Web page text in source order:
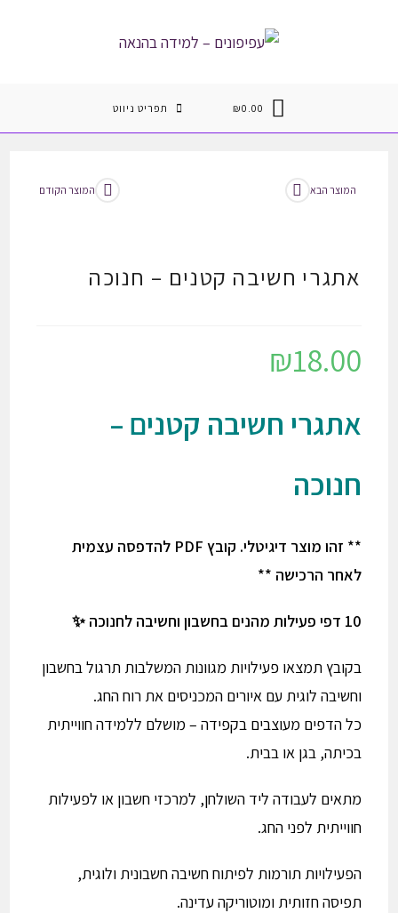
₪0.00 תפריט ניווט
המוצר הקודם המוצר הבא
אתגרי חשיבה קטנים – חנוכה
₪18.00
אתגרי חשיבה קטנים –
חנוכה
** זהו מוצר דיגיטלי. קובץ PDF להדפסה עצמית
לאחר הרכישה **
10 דפי פעילות מהנים בחשבון וחשיבה לחנוכה ✨
בקובץ תמצאו פעילויות מגוונות המשלבות תרגול בחשבון
וחשיבה לוגית עם איורים המכניסים את רוח החג.
כל הדפים מעוצבים בקפידה – מושלם ללמידה חווייתית
בכיתה, בגן או בבית.
מתאים לעבודה ליד השולחן, למרכזי חשבון או לפעילות
חווייתית לפני החג.
הפעילויות תורמות לפיתוח חשיבה חשבונית ולוגית,
תפיסה חזותית ומוטוריקה עדינה.